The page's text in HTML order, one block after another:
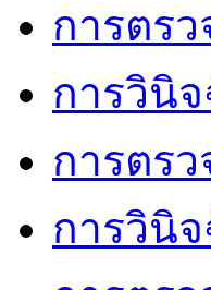
การตร
การวินิ
การตร
การวินิจ